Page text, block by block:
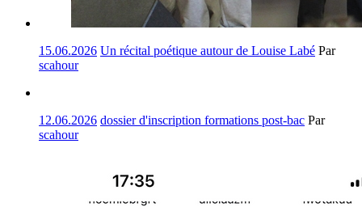
15.06.2026 Un récital poétique autour de Louise Labé Par
scahour
12.06.2026 dossier d'inscription formations post-bac Par
scahour